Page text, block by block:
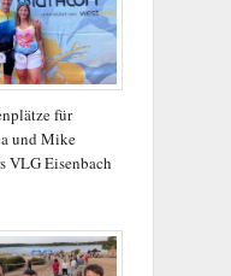
für
und Mike
VLG Eisenbach